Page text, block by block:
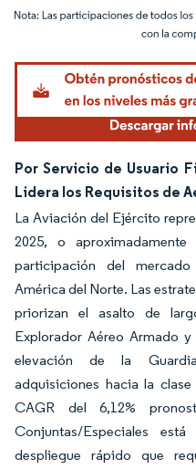
Imagen © Mordor Intelligence. El
Por Servicio de Usuario
Lidera los Requisitos de
La Aviación del Ejército
2025, o
participación del
América del Norte. Las
priorizan el asalto de
Explorador Aéreo Armado
elevación de la
adquisiciones hacia la
CAGR del 6,12%
Conjuntas/Especiales
despliegue rápido que